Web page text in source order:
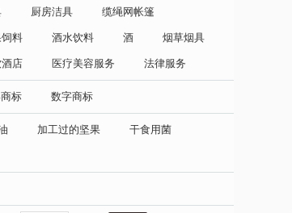
厨房洁具 缆绳网帐篷
料 酒水饮料 酒 烟草烟具
店 医疗美容服务 法律服务
标 数字商标
加工过的坚果 干食用菌